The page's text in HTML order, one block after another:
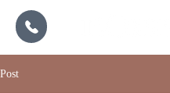
Post